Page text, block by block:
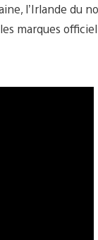
l’Irlande du
marques